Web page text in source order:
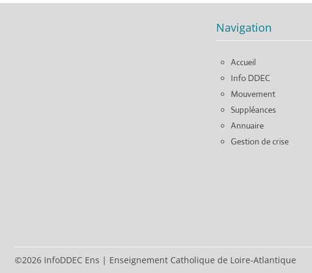
Navigation
Accueil
Info DDEC
Mouvement
Suppléances
Annuaire
Gestion de crise
©2026 InfoDDEC Ens | Enseignement Catholique de Loire-Atlantique